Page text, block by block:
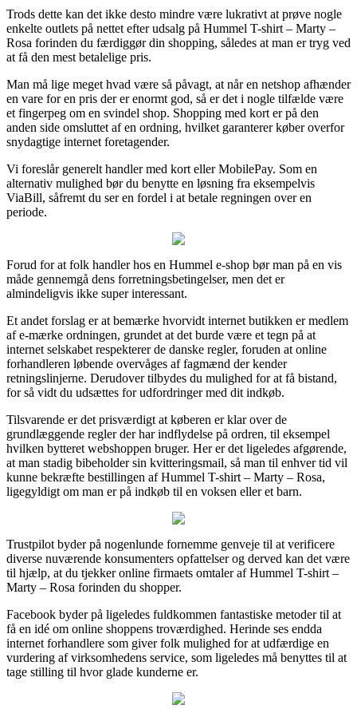
Trods dette kan det ikke desto mindre være lukrativt at prøve nogle
enkelte outlets på nettet efter udsalg på Hummel T-shirt – Marty –
Rosa forinden du færdiggør din shopping, således at man er tryg ved
at få den mest betalelige pris.
Man må lige meget hvad være så påvagt, at når en netshop afhænder
en vare for en pris der er enormt god, så er det i nogle tilfælde være
et fingerpeg om en svindel shop. Shopping med kort er på den
anden side omsluttet af en ordning, hvilket garanterer køber overfor
snydagtige internet foretagender.
Vi foreslår generelt handler med kort eller MobilePay. Som en
alternativ mulighed bør du benytte en løsning fra eksempelvis
ViaBill, såfremt du ser en fordel i at betale regningen over en
periode.
Forud for at folk handler hos en Hummel e-shop bør man på en vis
måde gennemgå dens forretningsbetingelser, men det er
almindeligvis ikke super interessant.
Et andet forslag er at bemærke hvorvidt internet butikken er medlem
af e-mærke ordningen, grundet at det burde være et tegn på at
internet selskabet respekterer de danske regler, foruden at online
forhandleren løbende overvåges af fagmænd der kender
retningslinjerne. Derudover tilbydes du mulighed for at få bistand,
for så vidt du udsættes for udfordringer med dit indkøb.
Tilsvarende er det prisværdigt at køberen er klar over de
grundlæggende regler der har indflydelse på ordren, til eksempel
hvilken bytteret webshoppen bruger. Her er det ligeledes afgørende,
at man stadig bibeholder sin kvitteringsmail, så man til enhver tid vil
kunne bekræfte bestillingen af Hummel T-shirt – Marty – Rosa,
ligegyldigt om man er på indkøb til en voksen eller et barn.
Trustpilot byder på nogenlunde fornemme genveje til at verificere
diverse nuværende konsumenters opfattelser og derved kan det være
til hjælp, at du tjekker online firmaets omtaler af Hummel T-shirt –
Marty – Rosa forinden du shopper.
Facebook byder på ligeledes fuldkommen fantastiske metoder til at
få en idé om online shoppens troværdighed. Herinde ses endda
internet forhandlere som giver folk mulighed for at udfærdige en
vurdering af virksomhedens service, som ligeledes må benyttes til at
tage stilling til hvor glade kunderne er.